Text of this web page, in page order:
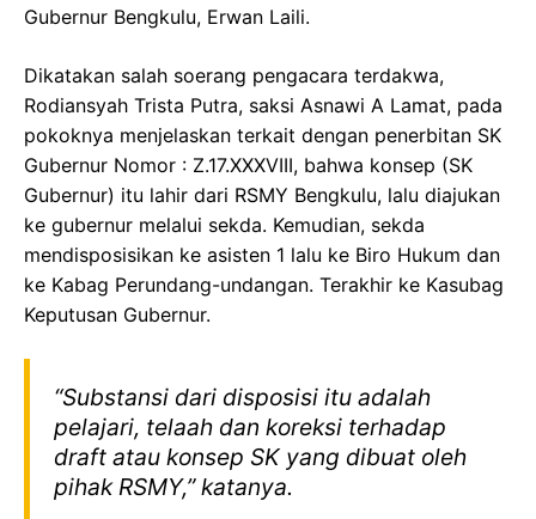
Gubernur Bengkulu, Erwan Laili.
Dikatakan salah soerang pengacara terdakwa,
Rodiansyah Trista Putra, saksi Asnawi A Lamat, pada
pokoknya menjelaskan terkait dengan penerbitan SK
Gubernur Nomor : Z.17.XXXVIII, bahwa konsep (SK
Gubernur) itu lahir dari RSMY Bengkulu, lalu diajukan
ke gubernur melalui sekda. Kemudian, sekda
mendisposisikan ke asisten 1 lalu ke Biro Hukum dan
ke Kabag Perundang-undangan. Terakhir ke Kasubag
Keputusan Gubernur.
“Substansi dari disposisi itu adalah
pelajari, telaah dan koreksi terhadap
draft atau konsep SK yang dibuat oleh
pihak RSMY,” katanya.